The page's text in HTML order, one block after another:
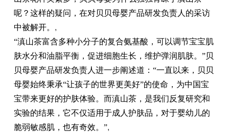
呢？这样的疑问，在对贝贝母婴产品研发负责人的采访
中被解开。 ,
“滇山茶富含多种小分子的复合氨基酸，可以调节宝宝肌
肤水分和油脂平衡，促进细胞生长，维护弹润肌肤。”贝
贝母婴产品研发负责人进一步阐述道：“一直以来，贝贝
母婴始终秉承“让孩子的世界更美好”的使命，为中国宝
宝带来更好的护肤体验。而滇山茶，是我们反复研究和
实验的结果，它不仅适用于成人护肤品，对于婴幼儿的
脆弱敏感肌，也有奇效。”,